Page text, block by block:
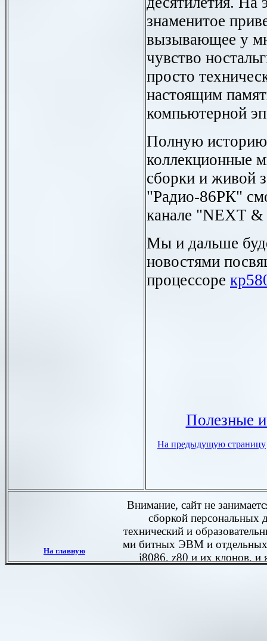
знаменитое
вызывающее у
чувство
просто
настоящим
компьютерной
Полную историю
коллекционные
сборки и живой
"Радио-86РК"
канале "NEXT
Мы и дальше
новостями
процессоре
Полезные и
На предыдущую страницу